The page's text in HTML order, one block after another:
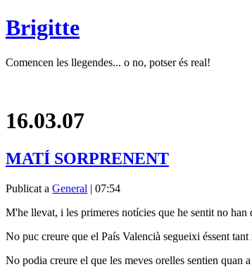
Brigitte
Comencen les llegendes... o no, potser és real!
16.03.07
MATÍ SORPRENENT
Publicat a General | 07:54
M'he llevat, i les primeres notícies que he sentit no
No puc creure que el País Valencià segueixi éssent
No podia creure el que les meves orelles sentien quan